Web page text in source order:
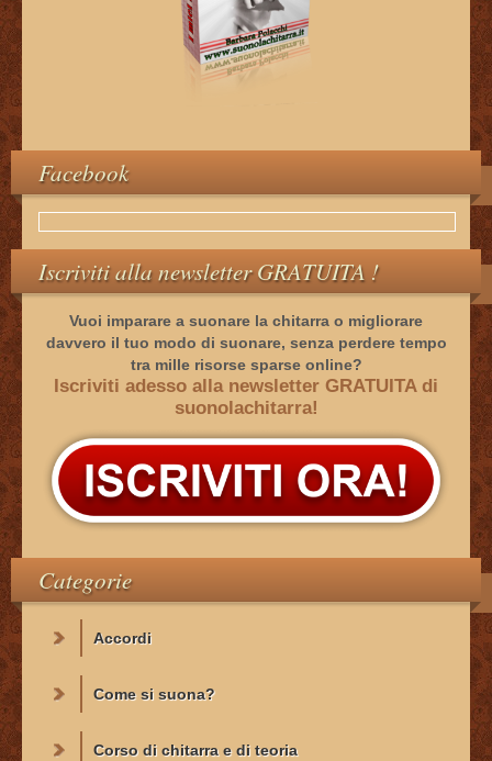
Facebook
Iscriviti alla newsletter GRATUITA !
Vuoi imparare a suonare la chitarra o migliorare
davvero il tuo modo di suonare, senza perdere tempo
tra mille risorse sparse online?
Iscriviti adesso alla newsletter GRATUITA di
suonolachitarra!
Categorie
Accordi
Come si suona?
Corso di chitarra e di teoria